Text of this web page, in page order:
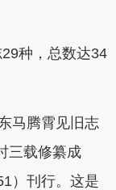
种，总数达34
马腾霄见旧志
三载修纂成
）刊行。这是